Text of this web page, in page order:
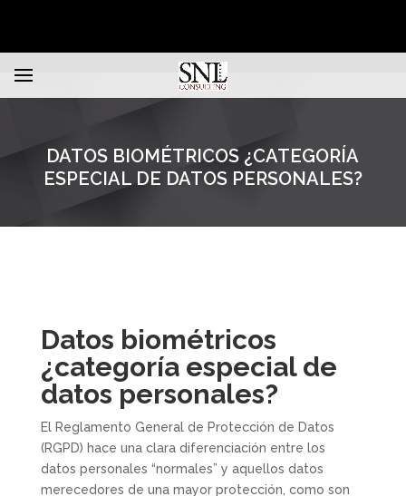
DATOS BIOMÉTRICOS ¿CATEGORÍA
ESPECIAL DE DATOS PERSONALES?
Datos biométricos
¿categoría especial de
datos personales?
El Reglamento General de Protección de Datos
(RGPD) hace una clara diferenciación entre los
datos personales “normales” y aquellos datos
merecedores de una mayor protección, como son